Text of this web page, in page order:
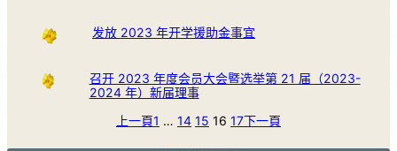
发放 2023 年开学援助金事宜
召开 2023 年度会员大会暨选举第 21 届（2023-
2024 年）新届理事
上一頁1 … 14 15 16 17下一頁